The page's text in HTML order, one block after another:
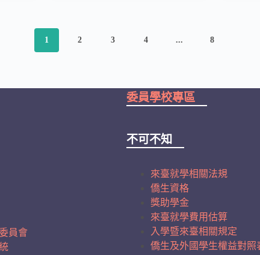
1 2 3 4 ... 8
員會
委員學校專區
不可不知
來臺就學相關法規
僑生資格
獎助學金
來臺就學費用估算
入學暨來臺相關規定
僑生及外國學生權益對照